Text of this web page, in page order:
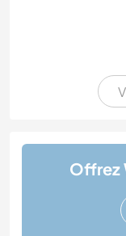
Offrez